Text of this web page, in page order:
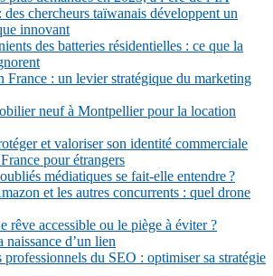
chercheurs taïwanais développent un
innovant
des batteries résidentielles : ce que la
France : un levier stratégique du marketing
neuf à Montpellier pour la location
et valoriser son identité commerciale
pour étrangers
médiatiques se fait-elle entendre ?
et les autres concurrents : quel drone
rêve accessible ou le piège à éviter ?
d’un lien
du SEO : optimiser sa stratégie